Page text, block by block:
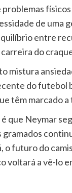
problemas
de uma
entre
do
mistura
do
têm marcado
que Neymar
o futuro do
voltará a vê-lo